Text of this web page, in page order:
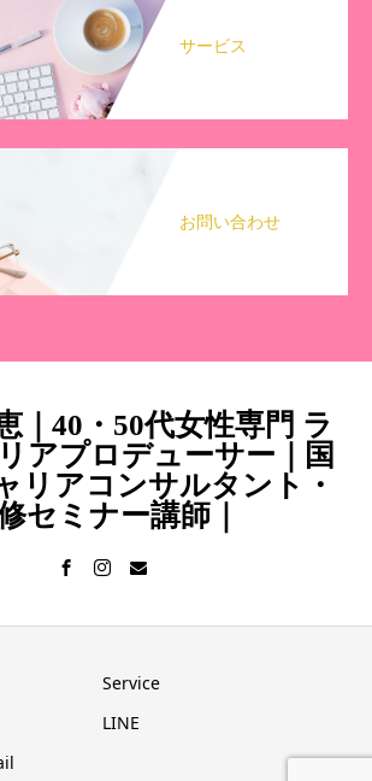
サービス
お問い合わせ
｜40・50代女性専門 ラ
アプロデューサー｜国
リアコンサルタント・
セミナー講師｜
Service
LINE